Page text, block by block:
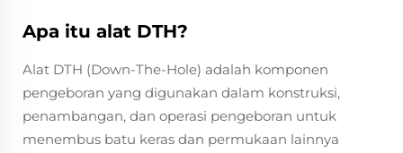
Apa itu alat DTH?
Alat DTH (Down-The-Hole) adalah komponen
pengeboran yang digunakan dalam konstruksi,
penambangan, dan operasi pengeboran untuk
menembus batu keras dan permukaan lainnya